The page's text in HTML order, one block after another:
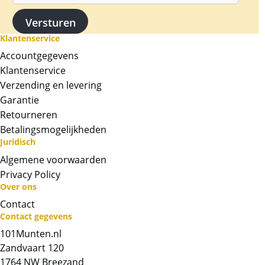
Wij hebben diverse gewichten goud op
voorraad van Argor Heraeus van 1 gram t/m
31,1 gram.
Levering
De baren worden geleverd ingesealed
geleverd in het het ontwerp van een
baar is op de achterkant een uniek serie
nummer gegraveerd. De creditcard kan
BTW
Goudbaren zijn vrijgesteld van btw.
Whatsapp ons!
Klantenservice
Accountgegevens
Klantenservice
Verzending en levering
Garantie
Retourneren
Betalingsmogelijkheden
Juridisch
Algemene voorwaarden
Privacy Policy
Over ons
Contact
Contact gegevens
101Munten.nl
Zandvaart 120
1764 NW Breezand